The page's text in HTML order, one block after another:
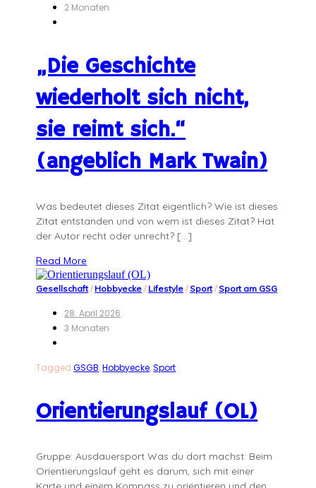
2 Monaten
„Die Geschichte
wiederholt sich nicht,
sie reimt sich.“
(angeblich Mark Twain)
Was bedeutet dieses Zitat eigentlich? Wie ist dieses
Zitat entstanden und von wem ist dieses Zitat? Hat
der Autor recht oder unrecht? […]
Read More
Gesellschaft/ Hobbyecke / Lifestyle / Sport/ Sport am GSG
28. April 2026
3 Monaten
TaggedGSGB,Hobbyecke,Sport
Orientierungslauf (OL)
Gruppe: Ausdauersport Was du dort machst: Beim
Orientierungslauf geht es darum, sich mit einer